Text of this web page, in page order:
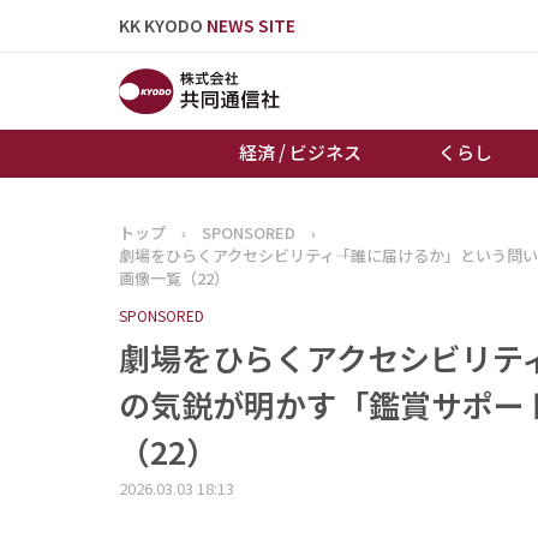
KK KYODO NEWS SITE
経済 / ビジネス くらし
トップページ
トップ › SPONSORED
›
劇場をひらくアクセシビリティ――「誰に届けるか」という
画像一覧（22）
SPONSORED
劇場をひらくアクセシビリテ
の気鋭が明かす「鑑賞サポ
（22）
2026.03.03 18:13